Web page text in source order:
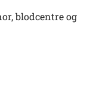
blodcentre og